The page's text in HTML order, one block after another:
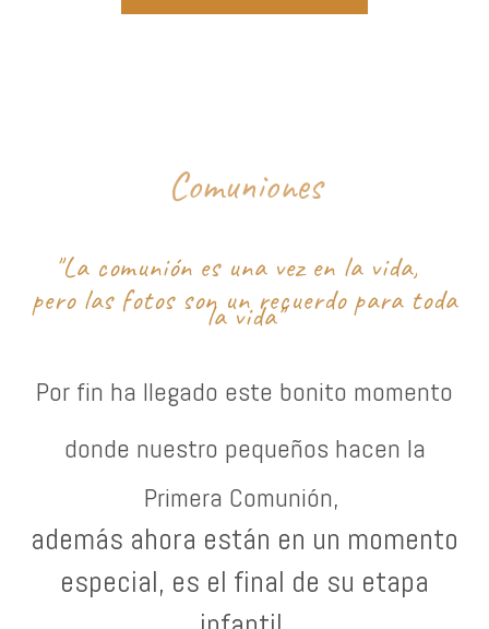
Comuniones
"La comunión es una vez en la vida,
pero las fotos son un recuerdo para toda
la vida"
Por fin ha llegado este bonito momento
donde nuestro pequeños hacen la
Primera Comunión,
además ahora están en un momento
especial, es el final de su etapa